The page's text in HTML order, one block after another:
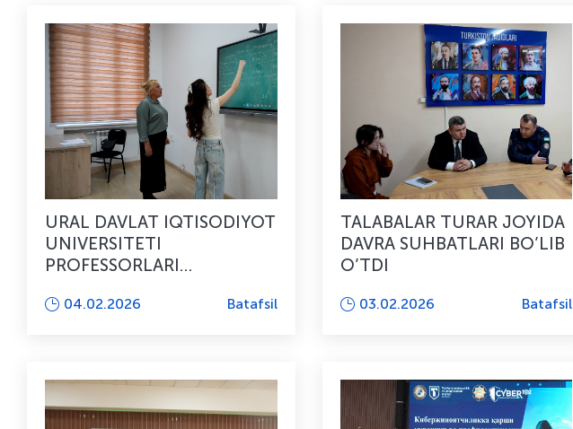
URAL DAVLAT IQTISODIYOT
UNIVERSITETI
PROFESSORLARI
MASHG’ULOTLARI BO’LIB
04.02.2026 Batafsil
TALABALAR TURAR JOYIDA
DAVRA SUHBATLARI BO’LIB
O’TDI
03.02.2026 Batafsil